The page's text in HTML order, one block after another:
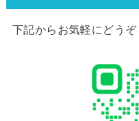
下記からお気軽にどうぞ